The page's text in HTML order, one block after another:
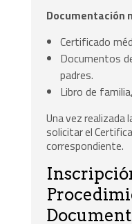
Documentación
Certificado
Documentos
padres.
Libro de
Una vez realizada
solicitar el
correspondiente.